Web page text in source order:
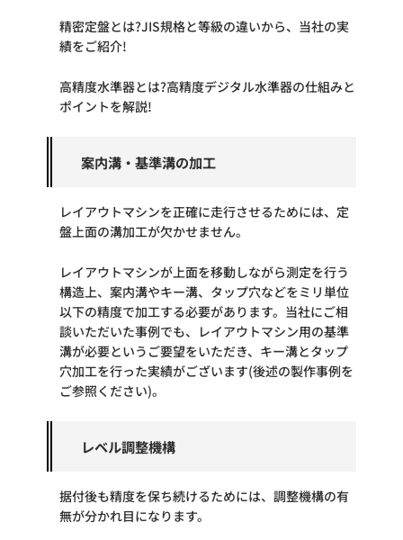
精密定盤とは?JIS規格と等級の違いから、当社の実
績をご紹介!
高精度水準器とは?高精度デジタル水準器の仕組みと
ポイントを解説!
案内溝・基準溝の加工
レイアウトマシンを正確に走行させるためには、定
盤上面の溝加工が欠かせません。
レイアウトマシンが上面を移動しながら測定を行う
構造上、案内溝やキー溝、タップ穴などをミリ単位
以下の精度で加工する必要があります。当社にご相
談いただいた事例でも、レイアウトマシン用の基準
溝が必要というご要望をいただき、キー溝とタップ
穴加工を行った実績がございます(後述の製作事例を
ご参照ください)。
レベル調整機構
据付後も精度を保ち続けるためには、調整機構の有
無が分かれ目になります。